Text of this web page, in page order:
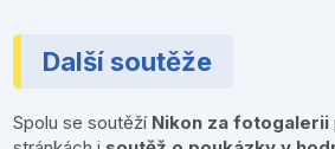
Další soutěže
Spolu se soutěží Nikon za fotogalerii